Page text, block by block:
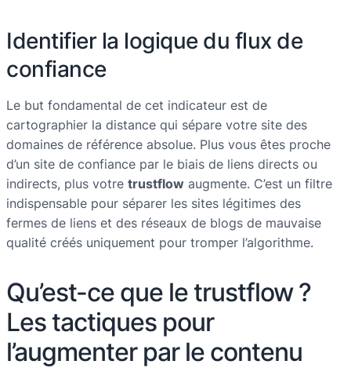
Identifier la logique du flux de
confiance
Le but fondamental de cet indicateur est de
cartographier la distance qui sépare votre site des
domaines de référence absolue. Plus vous êtes proche
d’un site de confiance par le biais de liens directs ou
indirects, plus votre trustflow augmente. C’est un filtre
indispensable pour séparer les sites légitimes des
fermes de liens et des réseaux de blogs de mauvaise
qualité créés uniquement pour tromper l’algorithme.
Qu’est-ce que le trustflow ?
Les tactiques pour
l’augmenter par le contenu